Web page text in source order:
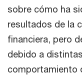
sobre cómo ha
resultados de la
financiera, pero
debido a
comportamiento